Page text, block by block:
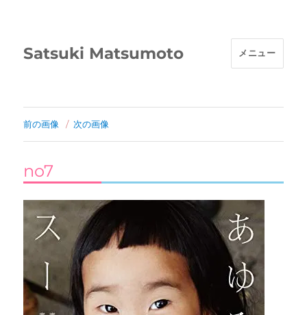
Satsuki Matsumoto メニュー
前の画像 次の画像
no7